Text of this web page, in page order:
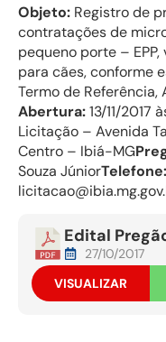
Objeto: Registro de
contratações de
pequeno porte –
para cães, conforme
Termo de Referência,
Abertura:13/11/2017
Licitação – Avenida
Centro – Ibiá-MG
Souza JúniorTelefone:
Edital
27/10/2017
VISUALIZAR